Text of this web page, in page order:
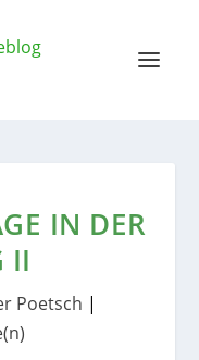
IN DER
II
Poetsch |